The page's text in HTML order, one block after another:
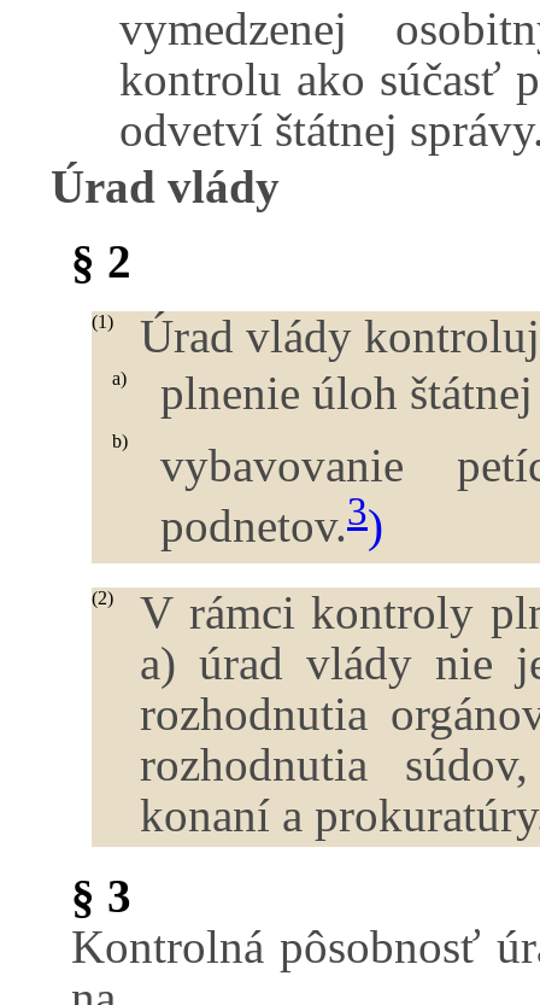
vymedzenej
kontrolu ako súčasť
odvetví štátnej
Úrad vlády
§ 2
(1) Úrad vlády
a) plnenie úloh
b)
vybavovanie
podnetov.3)
(2)
V rámci kontroly
a) úrad vlády nie
rozhodnutia
rozhodnutia
konaní a
§ 3
Kontrolná pôsobnosť